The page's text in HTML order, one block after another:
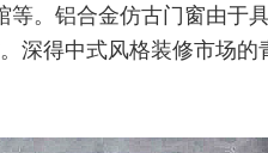
。铝合金仿古门窗由于
深得中式风格装修市场的